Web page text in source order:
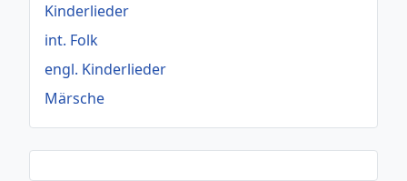
Kinderlieder
int. Folk
engl. Kinderlieder
Märsche